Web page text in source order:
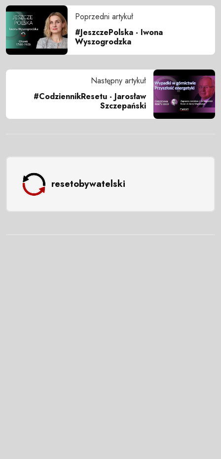
Poprzedni artykuł
#JeszczePolska - Iwona
Wyszogrodzka
Następny artykuł
#CodziennikResetu - Jarosław
Szczepański
resetobywatelski